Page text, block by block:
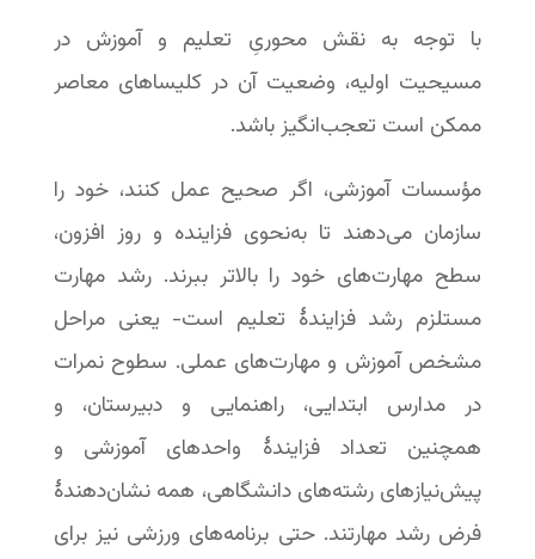
با توجه به نقش محوریِ تعلیم و آموزش در
مسیحیت اولیه، وضعیت آن در کلیساهای معاصر
ممکن است تعجب‌انگیز باشد.
مؤسسات آموزشی، اگر صحیح عمل کنند، خود را
سازمان می‌دهند تا به‌نحوی فزاینده و روز افزون،
سطح مهارت‌های خود را بالاتر ببرند. رشد مهارت
مستلزم رشد فزایندۀ تعلیم است- یعنی مراحل
مشخص آموزش و مهارت‌های عملی. سطوح نمرات
در مدارس ابتدایی، راهنمایی و دبیرستان، و
همچنین تعداد فزایندۀ واحدهای آموزشی و
پیش‌نیازهای رشته‌های دانشگاهی، همه نشان‌دهندۀ
فرض رشد مهارتند. حتی برنامه‌های ورزشی نیز برای